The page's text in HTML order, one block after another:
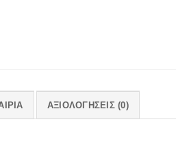
ΑΞΙΟΛΟΓΉΣΕΙΣ (0)